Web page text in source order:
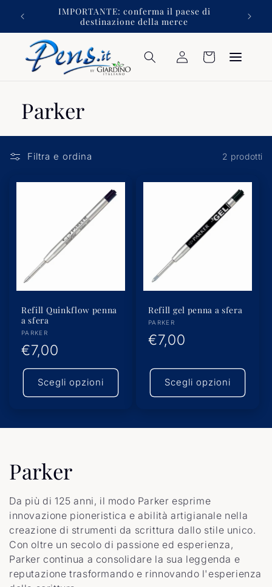
direttamenteIMPORTANTE: conferma il paese di
destinazione della merce
Accedi Carrello
Parker
Filtra e ordina 2 prodotti
Refill Quinkflow penna
a sfera
Produttore:
PARKER
Prezzo
di
listino
€7,00
Scegli opzioni
Refill gel penna a sfera
Produttore:
PARKER
Prezzo
listino
€7,00
Scegli opzioni
C
o
l
l
e
Parker
Da più di 125 anni, il modo Parker esprime
innovazione pioneristica e abilità artigianale nella
creazione di strumenti da scrittura dallo stile unico.
Con oltre un secolo di passione ed esperienza,
Parker continua a consolidare la sua leggenda e
reputazione trasformando e rinnovando l'esperienza